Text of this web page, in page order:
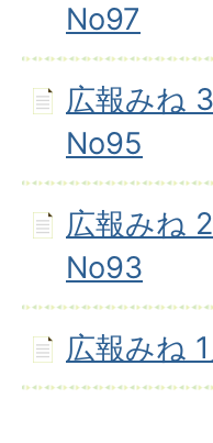
No97
広報みね
No95
広報みね
No93
広報みね